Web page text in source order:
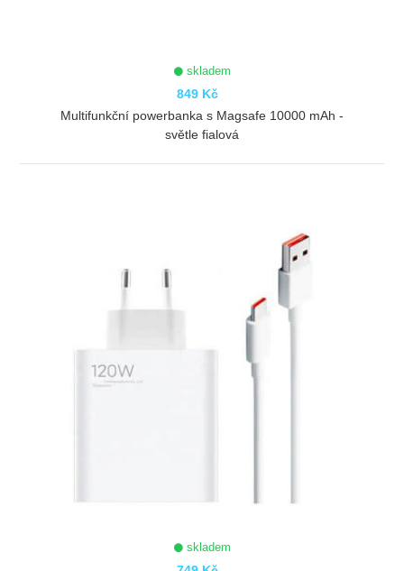
skladem
849 Kč
Multifunkční powerbanka s Magsafe 10000 mAh -
světle fialová
skladem